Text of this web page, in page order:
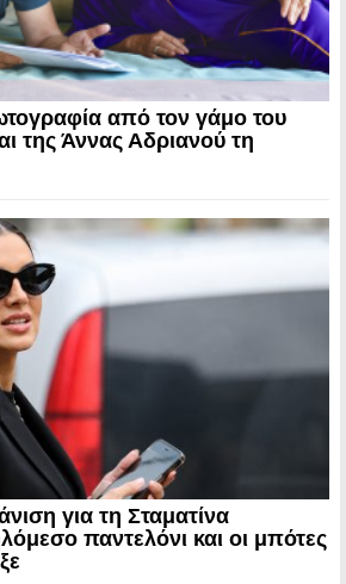
από τον γάμο του
της Άννας Αδριανού τη
για τη Σταματίνα
παντελόνι και οι μπότες